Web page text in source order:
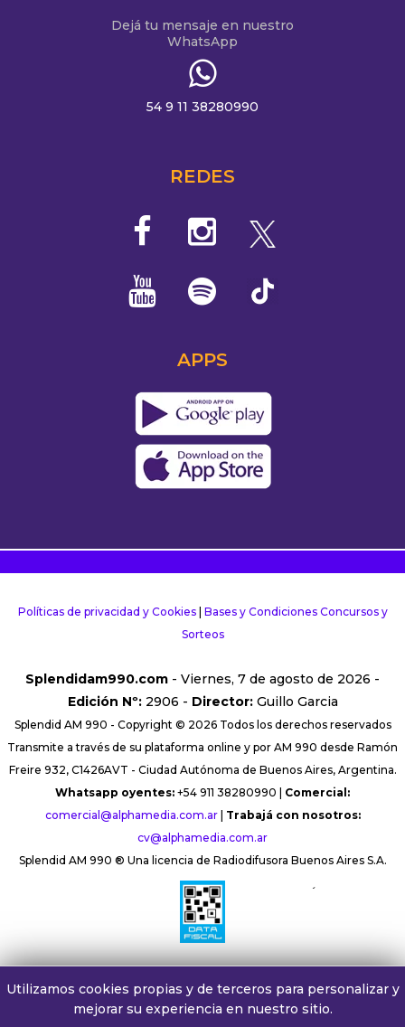
Dejá tu mensaje en nuestro
WhatsApp
54 9 11 38280990
REDES
APPS
Políticas de privacidad y Cookies| Bases y Condiciones Concursos y
Sorteos
Splendidam990.com - Viernes, 7 de agosto de 2026 -
Edición Nº:2906 - Director:Guillo Garcia
Splendid AM 990 - Copyright © 2026 Todos los derechos reservados
Transmite a través de su plataforma online y por AM 990 desde Ramón
Freire 932, C1426AVT - Ciudad Autónoma de Buenos Aires, Argentina.
Whatsapp oyentes: +54 911 38280990 | Comercial:
comercial@alphamedia.com.ar| Trabajá con nosotros:
cv@alphamedia.com.ar
Splendid AM 990 ® Una licencia de Radiodifusora Buenos Aires S.A.
´
Utilizamos cookies propias y de terceros para personalizar y
mejorar su experiencia en nuestro sitio.